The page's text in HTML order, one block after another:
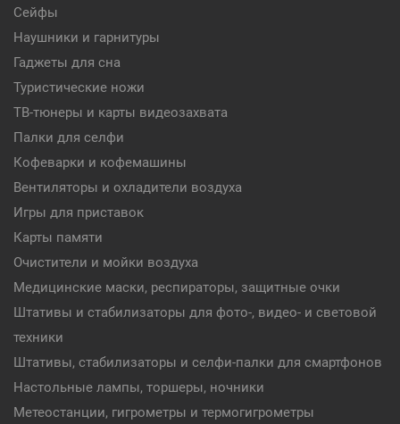
Сейфы
Наушники и гарнитуры
Гаджеты для сна
Туристические ножи
ТВ-тюнеры и карты видеозахвата
Палки для селфи
Кофеварки и кофемашины
Вентиляторы и охладители воздуха
Игры для приставок
Карты памяти
Очистители и мойки воздуха
Медицинские маски, респираторы, защитные очки
Штативы и стабилизаторы для фото-, видео- и световой
техники
Штативы, стабилизаторы и селфи-палки для смартфонов
Настольные лампы, торшеры, ночники
Метеостанции, гигрометры и термогигрометры